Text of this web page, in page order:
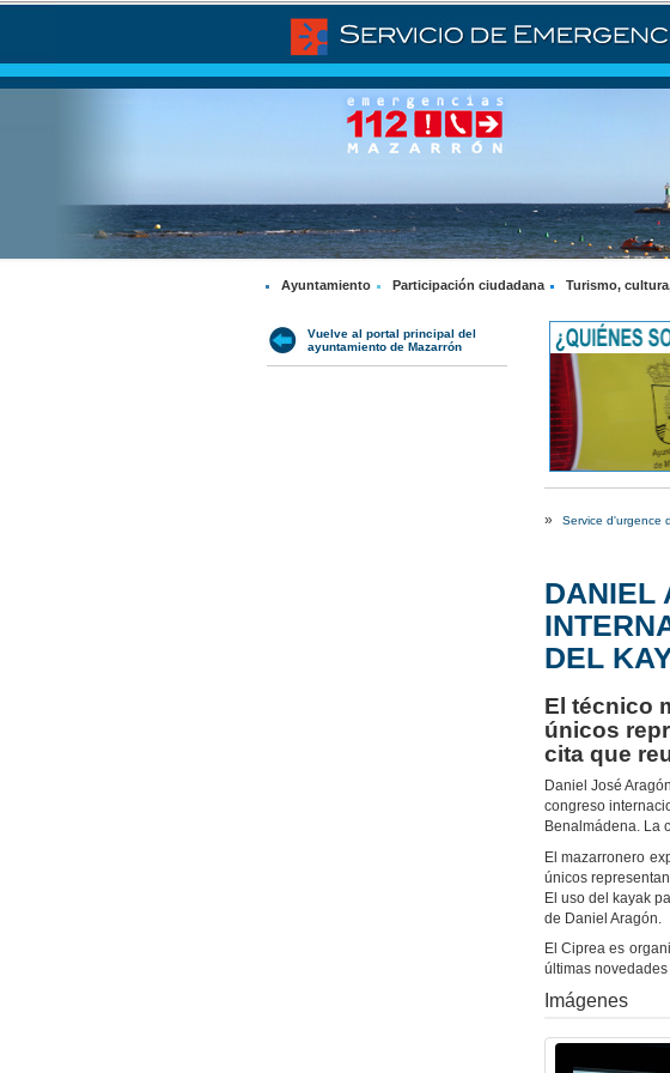
Ayuntamiento Participación ciudadana Turismo,
Vuelve al portal principal del
ayuntamiento de Mazarrón
» Service d'urgence
DANIEL
DEL
El técnico
únicos
cita que
Daniel José
congreso
Benalmádena. La
El mazarronero
únicos
El uso del kayak
de Daniel Aragón.
El Ciprea es
últimas
Imágenes